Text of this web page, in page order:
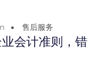
售后服务
业会计准则，错